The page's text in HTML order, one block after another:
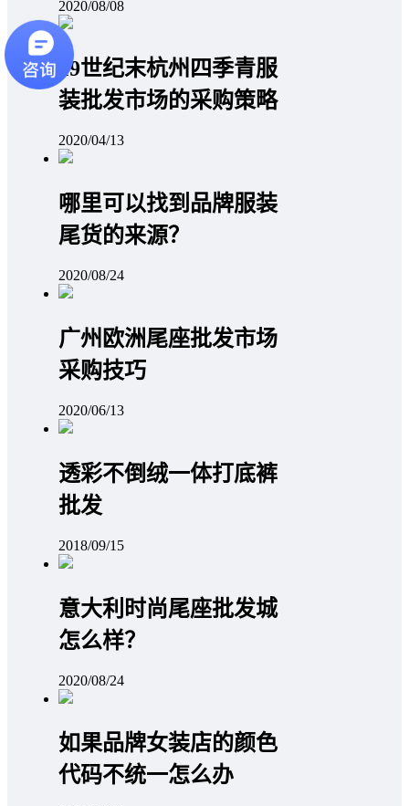
2020/08/08
19世纪末杭州四季青服
装批发市场的采购策略
2020/04/13
哪里可以找到品牌服装
尾货的来源？
2020/08/24
广州欧洲尾座批发市场
采购技巧
2020/06/13
透彩不倒绒一体打底裤
批发
2018/09/15
意大利时尚尾座批发城
怎么样？
2020/08/24
如果品牌女装店的颜色
代码不统一怎么办